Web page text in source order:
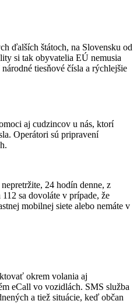
ďalších štátoch, na Slovensku od
si tak obyvatelia EÚ nemusia
tiesňové čísla a rýchlejšie
aj cudzincov u nás, ktorí
Operátori sú pripravení
24 hodín denne, z
sa dovoláte v prípade, že
mobilnej siete alebo nemáte v
okrem volania aj
eCall vo vozidlách. SMS služba
a tiež situácie, keď občan